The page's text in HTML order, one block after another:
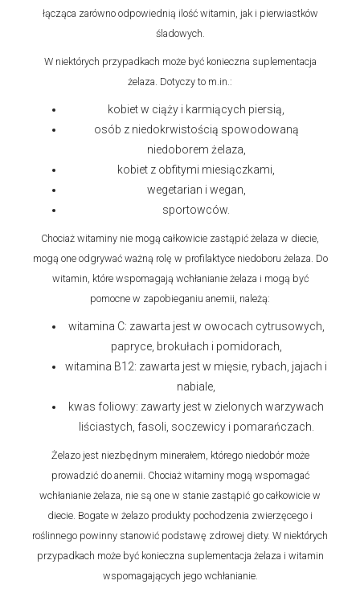
łącząca zarówno odpowiednią ilość witamin, jak i pierwiastków
śladowych.
W niektórych przypadkach może być konieczna suplementacja
żelaza. Dotyczy to m.in.:
kobiet w ciąży i karmiących piersią,
osób z niedokrwistością spowodowaną
niedoborem żelaza,
kobiet z obfitymi miesiączkami,
wegetarian i wegan,
sportowców.
Chociaż witaminy nie mogą całkowicie zastąpić żelaza w diecie,
mogą one odgrywać ważną rolę w profilaktyce niedoboru żelaza. Do
witamin, które wspomagają wchłanianie żelaza i mogą być
pomocne w zapobieganiu anemii, należą:
witamina C: zawarta jest w owocach cytrusowych,
papryce, brokułach i pomidorach,
witamina B12: zawarta jest w mięsie, rybach, jajach i
nabiale,
kwas foliowy: zawarty jest w zielonych warzywach
liściastych, fasoli, soczewicy i pomarańczach.
Żelazo jest niezbędnym minerałem, którego niedobór może
prowadzić do anemii. Chociaż witaminy mogą wspomagać
wchłanianie żelaza, nie są one w stanie zastąpić go całkowicie w
diecie. Bogate w żelazo produkty pochodzenia zwierzęcego i
roślinnego powinny stanowić podstawę zdrowej diety. W niektórych
przypadkach może być konieczna suplementacja żelaza i witamin
wspomagających jego wchłanianie.